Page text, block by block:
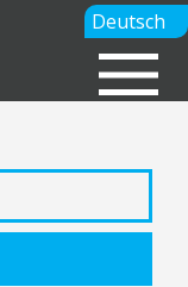
Deutsch